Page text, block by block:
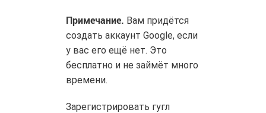
Примечание. Вам придётся
создать аккаунт Google, если
у вас его ещё нет. Это
бесплатно и не займёт много
времени.
Зарегистрировать гугл